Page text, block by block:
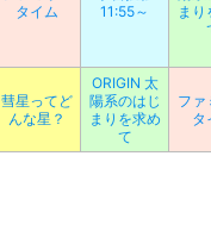
タイム
11:55～
まり
彗星ってど
んな星？
ORIGIN 太
陽系のはじ
まりを求め
て
ファ
タ